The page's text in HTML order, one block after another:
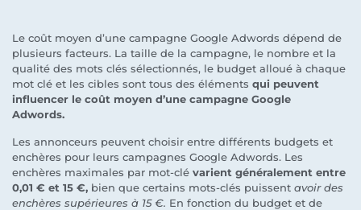
Le coût moyen d’une campagne Google Adwords dépend de
plusieurs facteurs. La taille de la campagne, le nombre et la
qualité des mots clés sélectionnés, le budget alloué à chaque
mot clé et les cibles sont tous des éléments qui peuvent
influencer le coût moyen d’une campagne Google
Adwords.
Les annonceurs peuvent choisir entre différents budgets et
enchères pour leurs campagnes Google Adwords. Les
enchères maximales par mot-clé varient généralement entre
0,01 € et 15 €, bien que certains mots-clés puissent avoir des
enchères supérieures à 15 €. En fonction du budget et de